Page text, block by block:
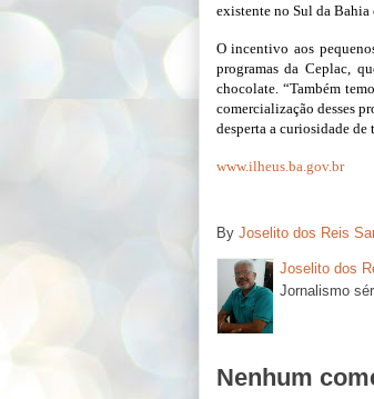
existente no Sul da Bahia
O incentivo aos
programas da Ceplac,
chocolate. “Também
comercialização desses
desperta a curiosidade
www.ilheus.ba.gov.br
By Joselito dos Reis
Joselito dos
Jornalismo
Nenhum